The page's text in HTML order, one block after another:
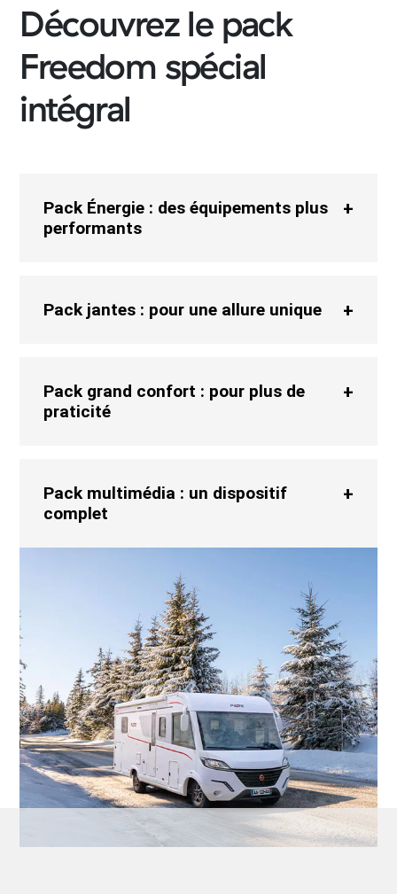
besoins et à vos envies de
voyage.
Choisir
choisissant
Découvrez le pack
Freedom spécial
intégral
Pack Énergie : des équipements plus
performants
Pack jantes : pour une allure unique
Pack grand confort : pour plus de
praticité
Pack multimédia : un dispositif
complet